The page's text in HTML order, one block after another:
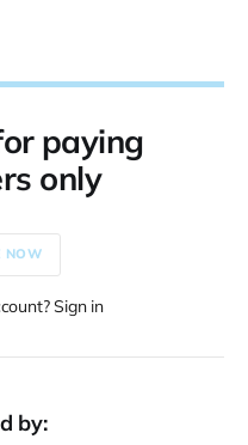
paying
only
NOW
Sign in
by: